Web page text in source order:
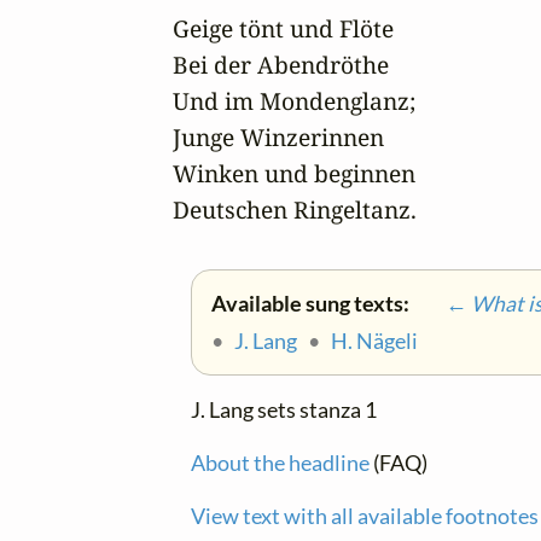
Geige tönt und Flöte
Bei der Abendröthe
Und im Mondenglanz;
Junge Winzerinnen
Winken und beginnen
Deutschen Ringeltanz.
Available sung texts:
← What is
• J. Lang • H. Nägeli
J. Lang sets stanza 1
About the headline(FAQ)
View text with all available footnotes